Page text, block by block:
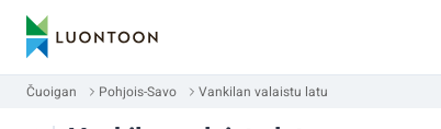
Čuoigan Pohjois-Savo Vankilan valaistu latu